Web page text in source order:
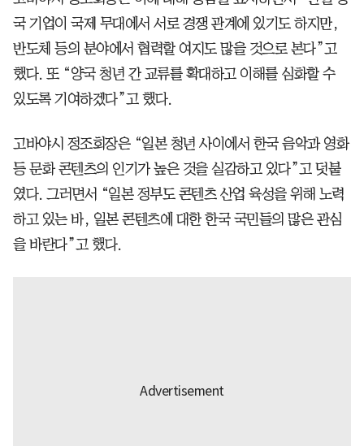
국 기업이 국제 무대에서 서로 경쟁 관계에 있기도 하지만,
반도체 등의 분야에서 협력할 여지도 많을 것으로 본다”고
했다. 또 “양국 청년 간 교류를 확대하고 이해를 심화할 수
있도록 기여하겠다”고 했다.
고바야시 정조회장은 “일본 청년 사이에서 한국 음악과 영화
등 문화 콘텐츠의 인기가 높은 것을 실감하고 있다”고 덧붙
였다. 그러면서 “일본 정부도 콘텐츠 산업 육성을 위해 노력
하고 있는 바, 일본 콘텐츠에 대한 한국 국민들의 많은 관심
을 바란다”고 했다.